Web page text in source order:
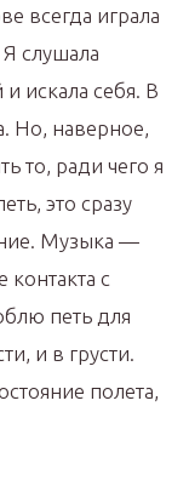
всегда играла
слушала
искала себя. В
Но, наверное,
то, ради чего я
это сразу
Музыка —
с
петь для
и в грусти.
полета,